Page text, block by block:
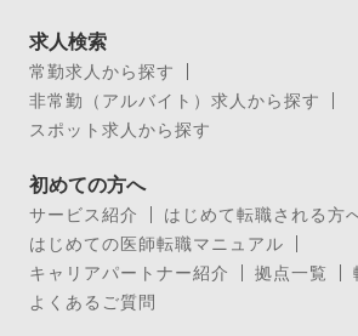
求人検索
常勤求人から探す
非常勤（アルバイト）求人から探す
スポット求人から探す
初めての方へ
サービス紹介
はじめて転職される方
はじめての医師転職マニュアル
キャリアパートナー紹介
拠点一覧
よくあるご質問